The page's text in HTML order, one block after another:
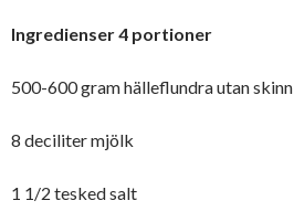
Ingredienser 4 portioner
500-600 gram hälleflundra utan skinn
8 deciliter mjölk
1 1/2 tesked salt